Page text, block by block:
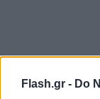
Flash.gr - Do